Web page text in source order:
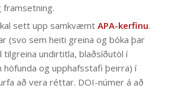
framsetning.
sett upp samkvæmt APA-kerfinu.
(svo sem heiti greina og bóka þar
tilgreina undirtitla, blaðsíðutöl í
höfunda og upphafsstafi þeirra) í
að vera réttar. DOI-númer á að